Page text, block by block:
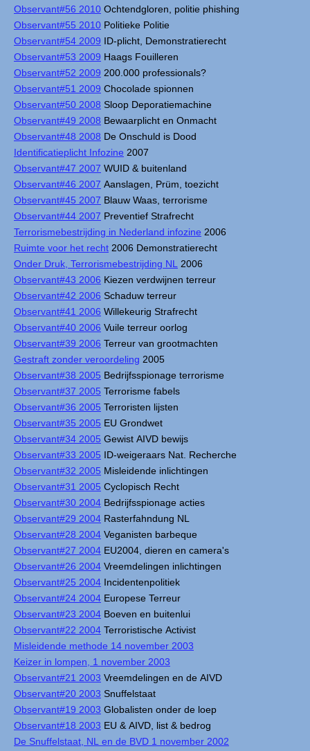
Observant#56 2010 Ochtendgloren, politie phishing
Observant#55 2010 Politieke Politie
Observant#54 2009 ID-plicht, Demonstratierecht
Observant#53 2009 Haags Fouilleren
Observant#52 2009 200.000 professionals?
Observant#51 2009 Chocolade spionnen
Observant#50 2008 Sloop Deporatiemachine
Observant#49 2008 Bewaarplicht en Onmacht
Observant#48 2008 De Onschuld is Dood
Identificatieplicht Infozine 2007
Observant#47 2007 WUID & buitenland
Observant#46 2007 Aanslagen, Prüm, toezicht
Observant#45 2007 Blauw Waas, terrorisme
Observant#44 2007 Preventief Strafrecht
Terrorismebestrijding in Nederland infozine 2006
Ruimte voor het recht 2006 Demonstratierecht
Onder Druk, Terrorismebestrijding NL 2006
Observant#43 2006 Kiezen verdwijnen terreur
Observant#42 2006 Schaduw terreur
Observant#41 2006 Willekeurig Strafrecht
Observant#40 2006 Vuile terreur oorlog
Observant#39 2006 Terreur van grootmachten
Gestraft zonder veroordeling 2005
Observant#38 2005 Bedrijfsspionage terrorisme
Observant#37 2005 Terrorisme fabels
Observant#36 2005 Terroristen lijsten
Observant#35 2005 EU Grondwet
Observant#34 2005 Gewist AIVD bewijs
Observant#33 2005 ID-weigeraars Nat. Recherche
Observant#32 2005 Misleidende inlichtingen
Observant#31 2005 Cyclopisch Recht
Observant#30 2004 Bedrijfsspionage acties
Observant#29 2004 Rasterfahndung NL
Observant#28 2004 Veganisten barbeque
Observant#27 2004 EU2004, dieren en camera's
Observant#26 2004 Vreemdelingen inlichtingen
Observant#25 2004 Incidentenpolitiek
Observant#24 2004 Europese Terreur
Observant#23 2004 Boeven en buitenlui
Observant#22 2004 Terroristische Activist
Misleidende methode 14 november 2003
Keizer in lompen, 1 november 2003
Observant#21 2003 Vreemdelingen en de AIVD
Observant#20 2003 Snuffelstaat
Observant#19 2003 Globalisten onder de loep
Observant#18 2003 EU & AIVD, list & bedrog
De Snuffelstaat, NL en de BVD 1 november 2002